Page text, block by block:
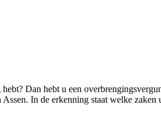
Dan hebt u een
In de erkenning staat welke zaken